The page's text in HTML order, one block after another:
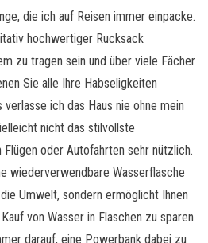
die ich auf Reisen immer einpacke.
hochwertiger Rucksack
zu tragen sein und über viele Fächer
Sie alle Ihre Habseligkeiten
ich das Haus nie ohne mein
nicht das stilvollste
oder Autofahrten sehr nützlich.
wiederverwendbare Wasserflasche
Umwelt, sondern ermöglicht Ihnen
von Wasser in Flaschen zu sparen.
darauf, eine Powerbank dabei zu